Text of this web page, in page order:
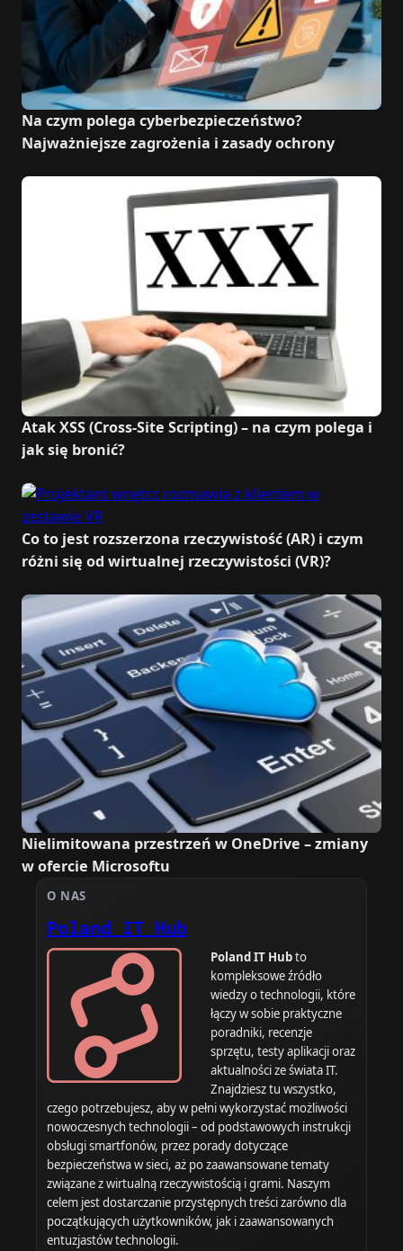
Na czym polega cyberbezpieczeństwo?
Najważniejsze zagrożenia i zasady ochrony
Atak XSS (Cross-Site Scripting) – na czym polega i
jak się bronić?
Co to jest rozszerzona rzeczywistość (AR) i czym
różni się od wirtualnej rzeczywistości (VR)?
Nielimitowana przestrzeń w OneDrive – zmiany
w ofercie Microsoftu
O NAS
Poland IT Hub
Poland IT Hubto
kompleksowe źródło
wiedzy o technologii, które
łączy w sobie praktyczne
poradniki, recenzje
sprzętu, testy aplikacji oraz
aktualności ze świata IT.
Znajdziesz tu wszystko,
czego potrzebujesz, aby w pełni wykorzystać możliwości
nowoczesnych technologii – od podstawowych instrukcji
obsługi smartfonów, przez porady dotyczące
bezpieczeństwa w sieci, aż po zaawansowane tematy
związane z wirtualną rzeczywistością i grami. Naszym
celem jest dostarczanie przystępnych treści zarówno dla
początkujących użytkowników, jak i zaawansowanych
entuzjastów technologii.